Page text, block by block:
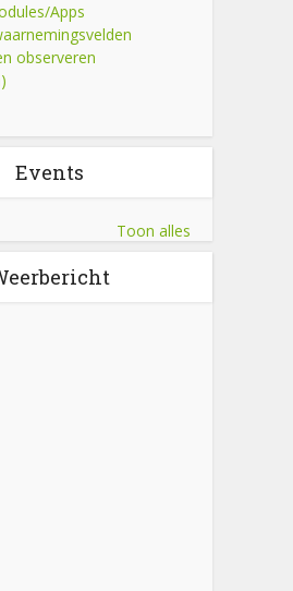
Apps
observeren
Events
Toon alles